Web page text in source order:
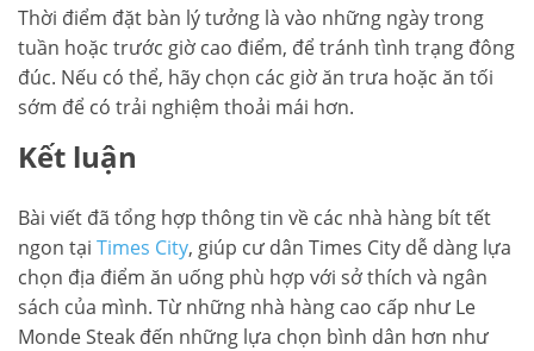
Thời điểm đặt bàn lý tưởng là vào những ngày trong
tuần hoặc trước giờ cao điểm, để tránh tình trạng đông
đúc. Nếu có thể, hãy chọn các giờ ăn trưa hoặc ăn tối
sớm để có trải nghiệm thoải mái hơn.
Kết luận
Bài viết đã tổng hợp thông tin về các nhà hàng bít tết
ngon tại Times City, giúp cư dân Times City dễ dàng lựa
chọn địa điểm ăn uống phù hợp với sở thích và ngân
sách của mình. Từ những nhà hàng cao cấp như Le
Monde Steak đến những lựa chọn bình dân hơn như